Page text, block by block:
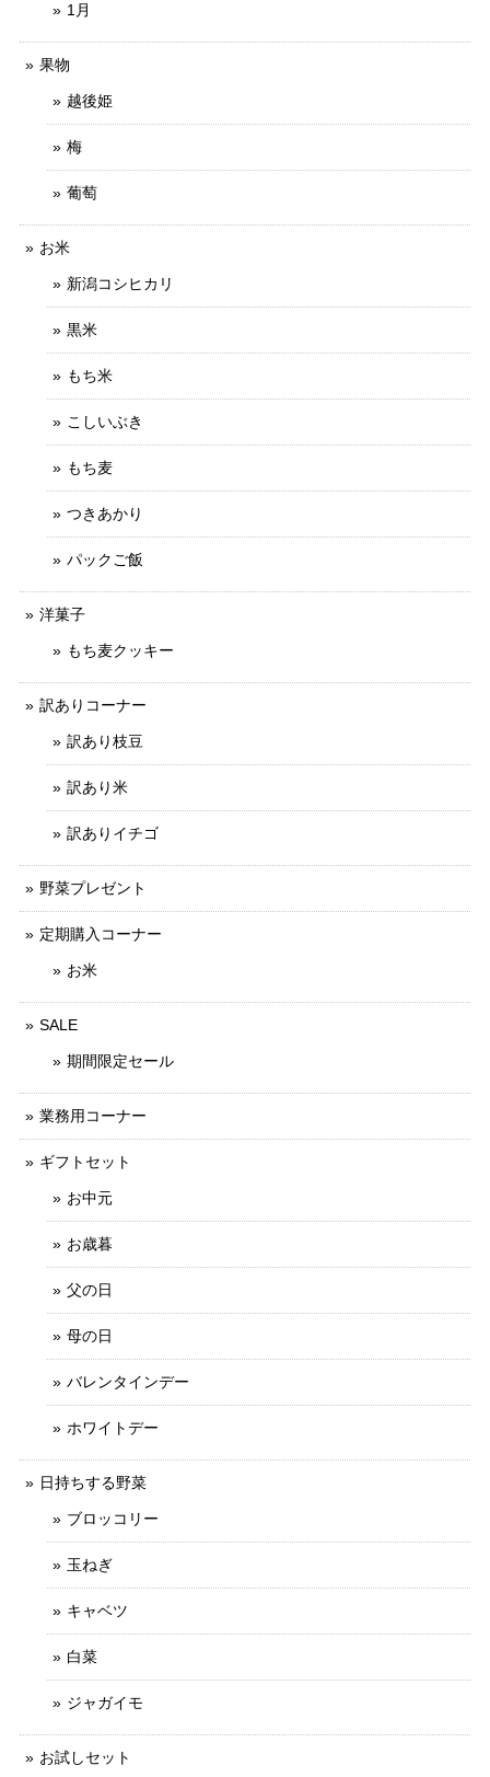
1月
果物
越後姫
梅
葡萄
お米
新潟コシヒカリ
黒米
もち米
こしいぶき
もち麦
つきあかり
パックご飯
洋菓子
もち麦クッキー
訳ありコーナー
訳あり枝豆
訳あり米
訳ありイチゴ
野菜プレゼント
定期購入コーナー
お米
SALE
期間限定セール
業務用コーナー
ギフトセット
お中元
お歳暮
父の日
母の日
バレンタインデー
ホワイトデー
日持ちする野菜
ブロッコリー
玉ねぎ
キャベツ
白菜
ジャガイモ
お試しセット